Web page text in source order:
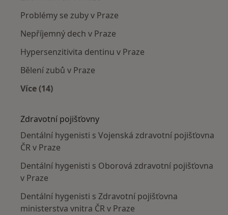
Problémy se zuby v Praze
Nepříjemný dech v Praze
Hypersenzitivita dentinu v Praze
Bělení zubů v Praze
Více (14)
Zdravotní pojišťovny
Dentální hygenisti s Vojenská zdravotní pojišťovna
ČR v Praze
Dentální hygenisti s Oborová zdravotní pojišťovna
v Praze
Dentální hygenisti s Zdravotní pojišťovna
ministerstva vnitra ČR v Praze